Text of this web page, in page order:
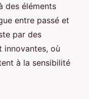
des éléments
entre passé et
par des
innovantes, où
à la sensibilité